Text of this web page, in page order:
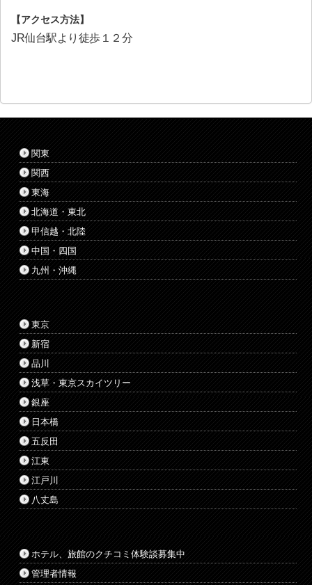
【アクセス方法】
JR仙台駅より徒歩１２分
関東
関西
東海
北海道・東北
甲信越・北陸
中国・四国
九州・沖縄
東京
新宿
品川
浅草・東京スカイツリー
銀座
日本橋
五反田
江東
江戸川
八丈島
ホテル、旅館のクチコミ体験談募集中
管理者情報